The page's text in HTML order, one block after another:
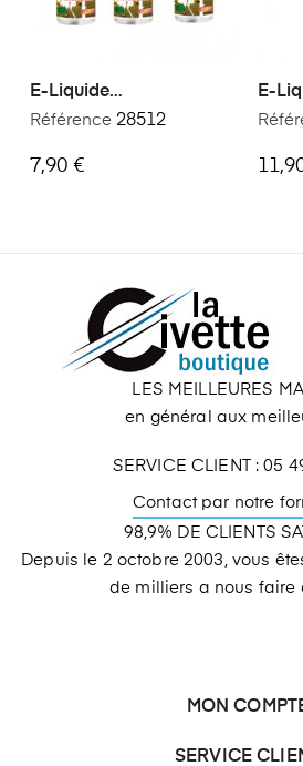
E-Liquide
Conceptarôme Tropical
Référence 28512
7,90 €
E-
LES MEILLEURES
en général aux
SERVICE CLIENT : 05
Contact par notre
98,9% DE CLIENTS
Depuis le 2 octobre 2003, vous
de milliers a nous faire
MON
SERVICE